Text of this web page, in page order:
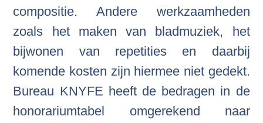
compositie. Andere werkzaamheden
zoals het maken van bladmuziek, het
bijwonen van repetities en daarbij
komende kosten zijn hiermee niet gedekt.
Bureau KNYFE heeft de bedragen in de
honorariumtabel omgerekend naar